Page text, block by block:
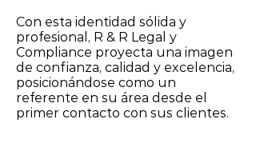
Con esta identidad sólida y
profesional, R & R Legal y
Compliance proyecta una imagen
de confianza, calidad y excelencia,
posicionándose como un
referente en su área desde el
primer contacto con sus clientes.